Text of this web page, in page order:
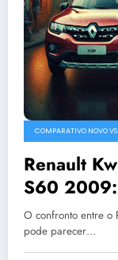
COMPARATIVO NOVO VS
Renault
S60 2009:
O confronto entre o
pode parecer…